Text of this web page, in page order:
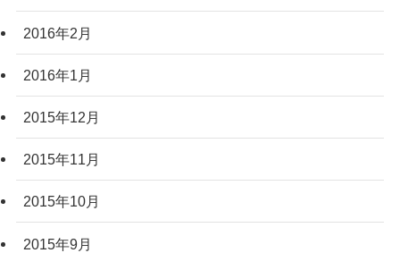
2016年2月
2016年1月
2015年12月
2015年11月
2015年10月
2015年9月